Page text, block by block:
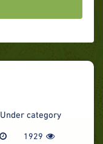
Under category :
1929